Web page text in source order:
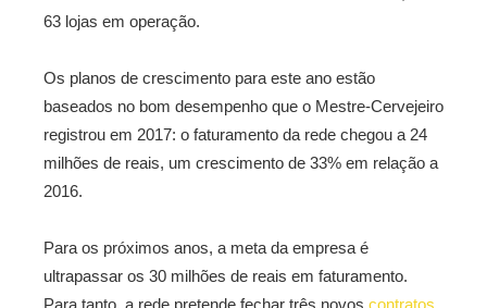
63 lojas em operação.
Os planos de crescimento para este ano estão
baseados no bom desempenho que o Mestre-Cervejeiro
registrou em 2017: o faturamento da rede chegou a 24
milhões de reais, um crescimento de 33% em relação a
2016.
Para os próximos anos, a meta da empresa é
ultrapassar os 30 milhões de reais em faturamento.
Para tanto, a rede pretende fechar três novos contratos